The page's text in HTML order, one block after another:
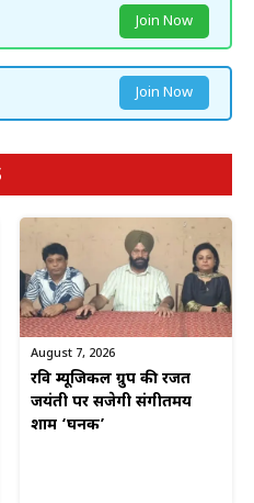
Join Now
Join Now
August 7, 2026
रवि म्यूजिकल ग्रुप की रजत
जयंती पर सजेगी संगीतमय
शाम ‘घनक’